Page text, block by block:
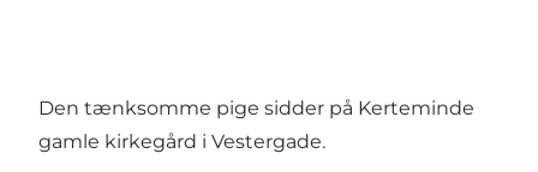
Den tænksomme pige sidder på Kerteminde
gamle kirkegård i Vestergade.